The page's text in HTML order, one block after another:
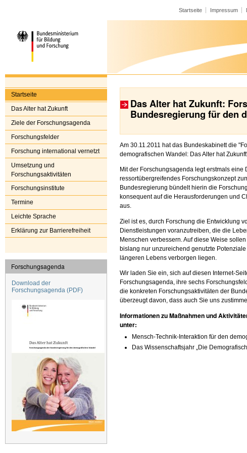
Startseite Impressum
Das Alter hat Zukunft:
Bundesregierung für den
Am 30.11.2011 hat das Bundeskabinett die
demografischen Wandel: Das Alter hat
Mit der Forschungsagenda legt erstmals
ressortübergreifendes Forschungskonzept
Bundesregierung bündelt hierin die
konsequent auf die Herausforderungen und
aus.
Ziel ist es, durch Forschung die Entwicklung
Dienstleistungen voranzutreiben, die die
Menschen verbessern. Auf diese Weise
bislang nur unzureichend genutzte
längeren Lebens verborgen liegen.
Wir laden Sie ein, sich auf diesen Internet-
Forschungsagenda, ihre sechs
die konkreten Forschungsaktivitäten der
überzeugt davon, dass auch Sie uns
Informationen zu Maßnahmen und
unter:
Mensch-Technik-Interaktion für den
Das Wissenschaftsjahr „Die
Startseite
Das Alter hat Zukunft
Ziele der Forschungsagenda
Forschungsfelder
Forschung international vernetzt
Umsetzung und
Forschungsaktivitäten
Forschungsinstitute
Termine
Leichte Sprache
Erklärung zur Barrierefreiheit
Forschungsagenda
Download der
Forschungsagenda (PDF)